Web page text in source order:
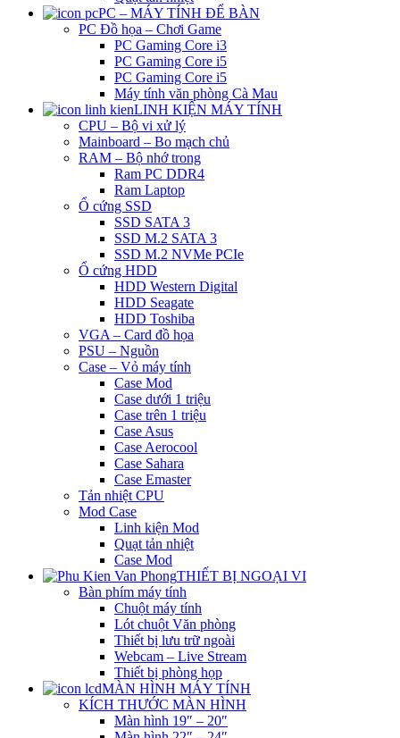
PC – MÁY TÍNH ĐỂ BÀN
PC Đồ họa – Chơi Game
PC Gaming Core i3
PC Gaming Core i5
PC Gaming Core i5
Máy tính văn phòng Cà Mau
LINH KIỆN MÁY TÍNH
CPU – Bộ vi xử lý
Mainboard – Bo mạch chủ
RAM – Bộ nhớ trong
Ram PC DDR4
Ram Laptop
Ổ cứng SSD
SSD SATA 3
SSD M.2 SATA 3
SSD M.2 NVMe PCIe
Ổ cứng HDD
HDD Western Digital
HDD Seagate
HDD Toshiba
VGA – Card đồ họa
PSU – Nguồn
Case – Vỏ máy tính
Case Mod
Case dưới 1 triệu
Case trên 1 triệu
Case Asus
Case Aerocool
Case Sahara
Case Emaster
Tản nhiệt CPU
Mod Case
Linh kiện Mod
Quạt tản nhiệt
Case Mod
THIẾT BỊ NGOẠI VI
Bàn phím máy tính
Chuột máy tính
Lót chuột Văn phòng
Thiết bị lưu trữ ngoài
Webcam – Live Stream
Thiết bị phòng họp
MÀN HÌNH MÁY TÍNH
KÍCH THƯỚC MÀN HÌNH
Màn hình 19″ – 20″